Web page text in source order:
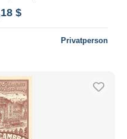
$
Privatperson